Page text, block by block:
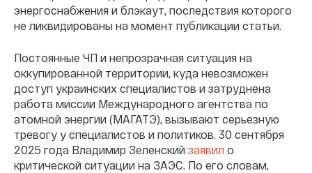
энергоснабжения и блэкаут, последствия которого
не ликвидированы на момент публикации статьи.
Постоянные ЧП и непрозрачная ситуация на
оккупированной территории, куда невозможен
доступ украинских специалистов и затруднена
работа миссии Международного агентства по
атомной энергии (МАГАТЭ), вызывают серьезную
тревогу у специалистов и политиков. 30 сентября
2025 года Владимир Зеленский заявил о
критической ситуации на ЗАЭС. По его словам,